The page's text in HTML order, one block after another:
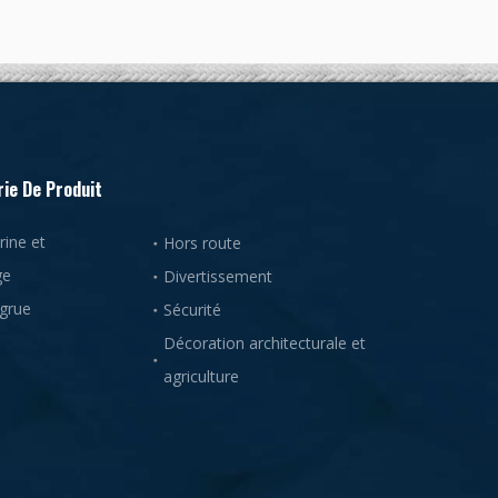
De Produit
et
Hors route
Divertissement
Sécurité
Décoration architecturale et
agriculture